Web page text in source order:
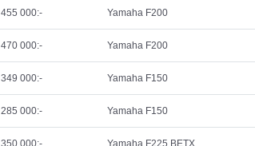
455 000:- Yamaha F200
470 000:- Yamaha F200
349 000:- Yamaha F150
285 000:- Yamaha F150